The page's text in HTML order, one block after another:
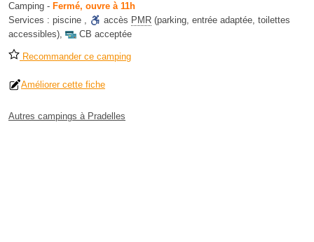
Camping - Fermé, ouvre à 11h
Services : piscine , accès PMR (parking, entrée adaptée, toilettes
accessibles), CB acceptée
Recommander ce camping
Améliorer cette fiche
Autres campings à Pradelles